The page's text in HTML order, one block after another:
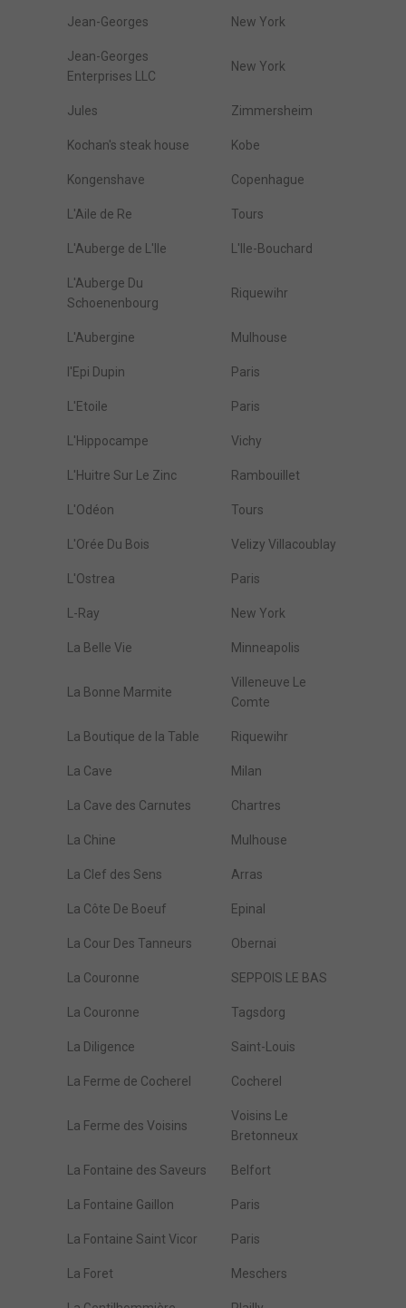
Jean-Georges New York
Jean-Georges
Enterprises LLC
New York
Jules Zimmersheim
Kochan's steak house Kobe
Kongenshave Copenhague
L'Aile de Re Tours
L'Auberge de L'Ile L'Ile-Bouchard
L'Auberge Du
Schoenenbourg
Riquewihr
L'Aubergine Mulhouse
l'Epi Dupin Paris
L'Etoile Paris
L'Hippocampe Vichy
L'Huitre Sur Le Zinc Rambouillet
L'Odéon Tours
L'Orée Du Bois Velizy Villacoublay
L'Ostrea Paris
L-Ray New York
La Belle Vie Minneapolis
La Bonne Marmite
Villeneuve Le
Comte
La Boutique de la Table Riquewihr
La Cave Milan
La Cave des Carnutes Chartres
La Chine Mulhouse
La Clef des Sens Arras
La Côte De Boeuf Epinal
La Cour Des Tanneurs Obernai
La Couronne SEPPOIS LE BAS
La Couronne Tagsdorg
La Diligence Saint-Louis
La Ferme de Cocherel Cocherel
La Ferme des Voisins
Voisins Le
Bretonneux
La Fontaine des Saveurs Belfort
La Fontaine Gaillon Paris
La Fontaine Saint Vicor Paris
La Foret Meschers